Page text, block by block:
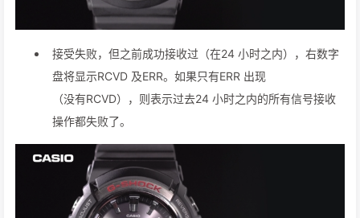
接受失败，但之前成功接收过（在24 小时之内），右数字
盘将显示RCVD 及ERR。如果只有ERR 出现
（没有RCVD），则表示过去24 小时之内的所有信号接收
操作都失败了。